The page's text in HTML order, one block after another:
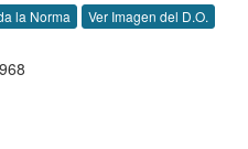
la Norma Ver Imagen del D.O.